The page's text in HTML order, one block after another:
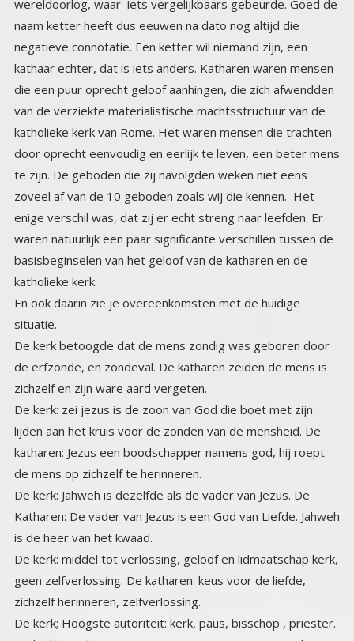
katholieke kerk.
En ook daarin zie je overeenkomsten met de huidige
situatie.
De kerk betoogde dat de mens zondig was geboren door
de erfzonde, en zondeval. De katharen zeiden de mens is
zichzelf en zijn ware aard vergeten.
De kerk: zei jezus is de zoon van God die boet met zijn
lijden aan het kruis voor de zonden van de mensheid. De
katharen: Jezus een boodschapper namens god, hij roept
de mens op zichzelf te herinneren.
De kerk: Jahweh is dezelfde als de vader van Jezus. De
Katharen: De vader van Jezus is een God van Liefde. Jahweh
is de heer van het kwaad.
De kerk: middel tot verlossing, geloof en lidmaatschap kerk,
geen zelfverlossing. De katharen: keus voor de liefde,
zichzelf herinneren, zelfverlossing.
De kerk; Hoogste autoriteit: kerk, paus, bisschop , priester.